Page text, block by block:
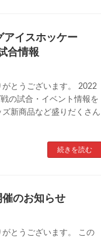
アイスホッケー
合情報
とうございます。 2022
の試合・イベント情報を
新商品など盛りだくさん
続きを読む
催のお知らせ
とうございます。 この